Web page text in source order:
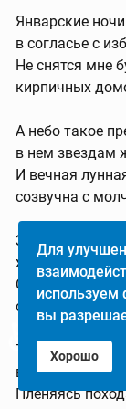
Январские
в согласье с
Не снятся мне
кирпичных
А небо такое
в нем звездам
И вечная
созвучна с
Здесь отдых
живу, как мой
Спокойно,
сполна
Такими вот
в них серой не
Пленяясь
Для
используем
вы
Хорошо